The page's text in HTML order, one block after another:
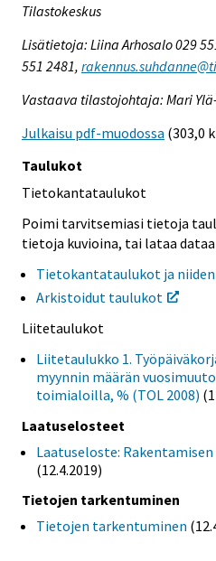
Tilastokeskus
Lisätietoja: Liina Arhosalo 029
551 2481,
Vastaava tilastojohtaja: Mari
Julkaisu pdf-muodossa (303,0
Taulukot
Tietokantataulukot
Poimi tarvitsemiasi tietoja
tietoja kuvioina, tai lataa
Tietokantataulukot ja
Arkistoidut taulukot
Liitetaulukot
Liitetaulukko 1.
myynnin määrän
toimialoilla, % (TOL 2008)
Laatuselosteet
Laatuseloste:
(12.4.2019)
Tietojen tarkentuminen
Tietojen tarkentuminen